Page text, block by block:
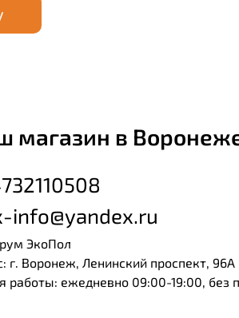
магазин в
info@yandex.ru
ЭкоПол
г. Воронеж, Ленинский проспект, 96А
работы: ежедневно 09:00-19:00, без